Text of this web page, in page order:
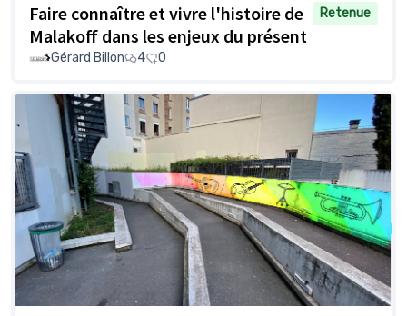
Faire connaître et vivre l'histoire de
Malakoff dans les enjeux du présent
Retenue
Gérard Billon 4 0